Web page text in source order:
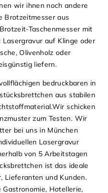
wir ihnen noch andere
Brotzeitmesser aus
Taschenmesser mit
auf Klinge oder
Olivenholz oder
liefern.
bedruckbaren in
aus stabilen
schicken
zum Testen. Wir
bei uns in München
Lasergravur
von 5 Arbeitstagen
ist das ideale
Lieferanten und Kunden.
Hotellerie,